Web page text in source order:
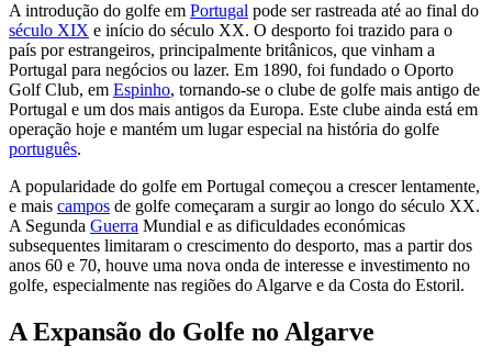
A introdução do golfe em Portugal pode ser rastreada até ao final do
século XIX e início do século XX. O desporto foi trazido para o
país por estrangeiros, principalmente britânicos, que vinham a
Portugal para negócios ou lazer. Em 1890, foi fundado o Oporto
Golf Club, em Espinho, tornando-se o clube de golfe mais antigo de
Portugal e um dos mais antigos da Europa. Este clube ainda está em
operação hoje e mantém um lugar especial na história do golfe
português.
A popularidade do golfe em Portugal começou a crescer lentamente,
e mais campos de golfe começaram a surgir ao longo do século XX.
A Segunda Guerra Mundial e as dificuldades económicas
subsequentes limitaram o crescimento do desporto, mas a partir dos
anos 60 e 70, houve uma nova onda de interesse e investimento no
golfe, especialmente nas regiões do Algarve e da Costa do Estoril.
A Expansão do Golfe no Algarve